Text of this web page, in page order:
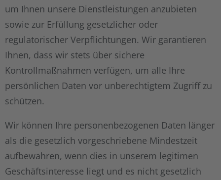
um Ihnen unsere Dienstleistungen anzubieten
sowie zur Erfüllung gesetzlicher oder
regulatorischer Verpflichtungen. Wir garantieren
Ihnen, dass wir stets über sichere
Kontrollmaßnahmen verfügen, um alle Ihre
persönlichen Daten vor unberechtigtem Zugriff zu
schützen.
Wir können Ihre personenbezogenen Daten länger
als die gesetzlich vorgeschriebene Mindestzeit
aufbewahren, wenn dies in unserem legitimen
Geschäftsinteresse liegt und es nicht gesetzlich